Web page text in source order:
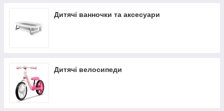
Дитячі ванночки та аксесуари
Дитячі велосипеди